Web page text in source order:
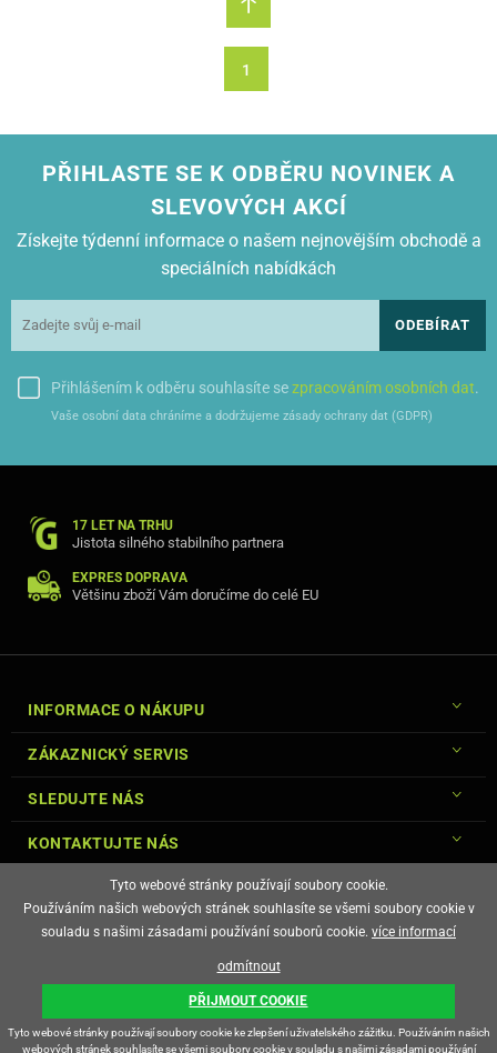
1
PŘIHLASTE SE K ODBĚRU NOVINEK A
SLEVOVÝCH AKCÍ
Získejte týdenní informace o našem nejnovějším obchodě a
speciálních nabídkách
ODEBÍRAT
Přihlášením k odběru souhlasíte sezpracováním osobních dat.
Vaše osobní data chráníme a dodržujeme zásady ochrany dat (GDPR)
17 LET NA TRHU
Jistota silného stabilního partnera
EXPRES DOPRAVA
Většinu zboží Vám doručíme do celé EU
INFORMACE O NÁKUPU
ZÁKAZNICKÝ SERVIS
SLEDUJTE NÁS
KONTAKTUJTE NÁS
© Copyright Gsm-Market.cz All Rights Reserved
E-shop vytvořila
Tyto webové stránky používají soubory cookie.
Používáním našich webových stránek souhlasíte se všemi soubory cookie v
souladu s našimi zásadami používání souborů cookie. více informací
odmítnout
PŘIJMOUT COOKIE
Tyto webové stránky používají soubory cookie ke zlepšení uživatelského zážitku. Používáním našich
webových stránek souhlasíte se všemi soubory cookie v souladu s našimi zásadami používání